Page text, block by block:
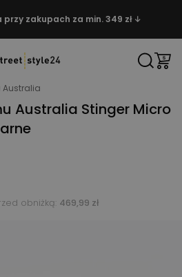
zakupach za min. 349 zł ↓
Australia
Australia Stinger Micro
obniżką: 469,99 zł